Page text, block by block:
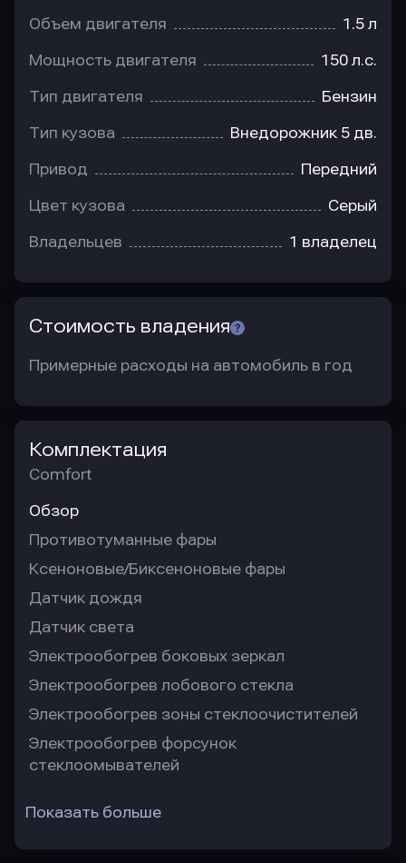
Объем двигателя 1.5 л
Мощность двигателя 150 л.с.
Тип двигателя Бензин
Тип кузова Внедорожник 5 дв.
Привод Передний
Цвет кузова Серый
Владельцев 1 владелец
Стоимость владения
Примерные расходы на автомобиль в год
Комплектация
Comfort
Обзор
Противотуманные фары
Ксеноновые/Биксеноновые фары
Датчик дождя
Датчик света
Электрообогрев боковых зеркал
Электрообогрев лобового стекла
Электрообогрев зоны стеклоочистителей
Электрообогрев форсунок
стеклоомывателей
Показать больше